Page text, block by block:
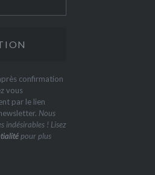
confirmation
vous
par le lien
Nous
indésirables ! Lisez
pour plus